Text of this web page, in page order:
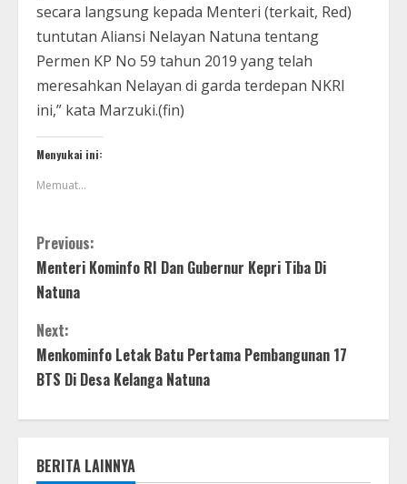
secara langsung kepada Menteri (terkait, Red)
tuntutan Aliansi Nelayan Natuna tentang
Permen KP No 59 tahun 2019 yang telah
meresahkan Nelayan di garda terdepan NKRI
ini,” kata Marzuki.(fin)
Menyukai ini:
Memuat...
Previous:
Menteri Kominfo RI Dan Gubernur Kepri Tiba Di
Natuna
Next:
Menkominfo Letak Batu Pertama Pembangunan 17
BTS Di Desa Kelanga Natuna
BERITA LAINNYA